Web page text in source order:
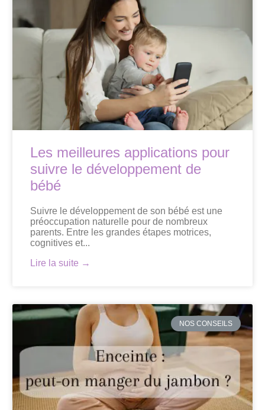
Les meilleures applications pour
suivre le développement de
bébé
Suivre le développement de son bébé est une
préoccupation naturelle pour de nombreux
parents. Entre les grandes étapes motrices,
cognitives et...
Lire la suite →
NOS CONSEILS